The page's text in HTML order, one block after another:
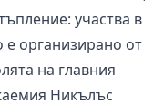
участва в
е организирано от
на главния
Никълъс